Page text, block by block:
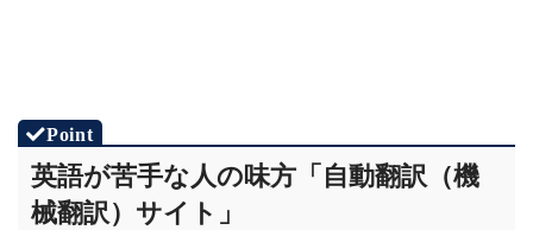
英語が苦手な人の味方「自動翻訳（機
械翻訳）サイト」